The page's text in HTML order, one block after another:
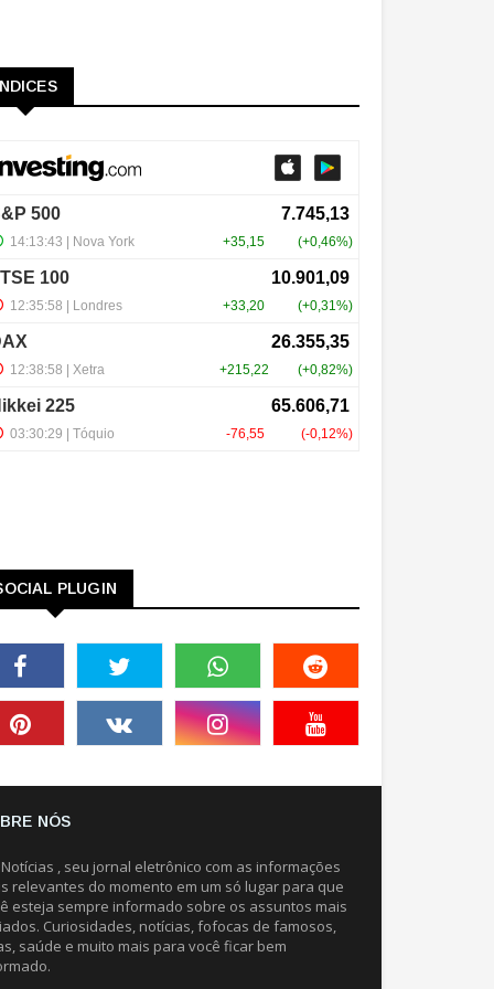
PLUGIN
NÓS
Notícias , seu jornal eletrônico com as informações
relevantes do momento em um só lugar para que
esteja sempre informado sobre os assuntos mais
Curiosidades, notícias, fofocas de famosos,
saúde e muito mais para você ficar bem